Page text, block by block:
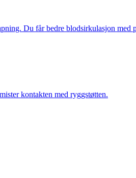
Du får bedre blodsirkulasjon med
kontakten med ryggstøtten.